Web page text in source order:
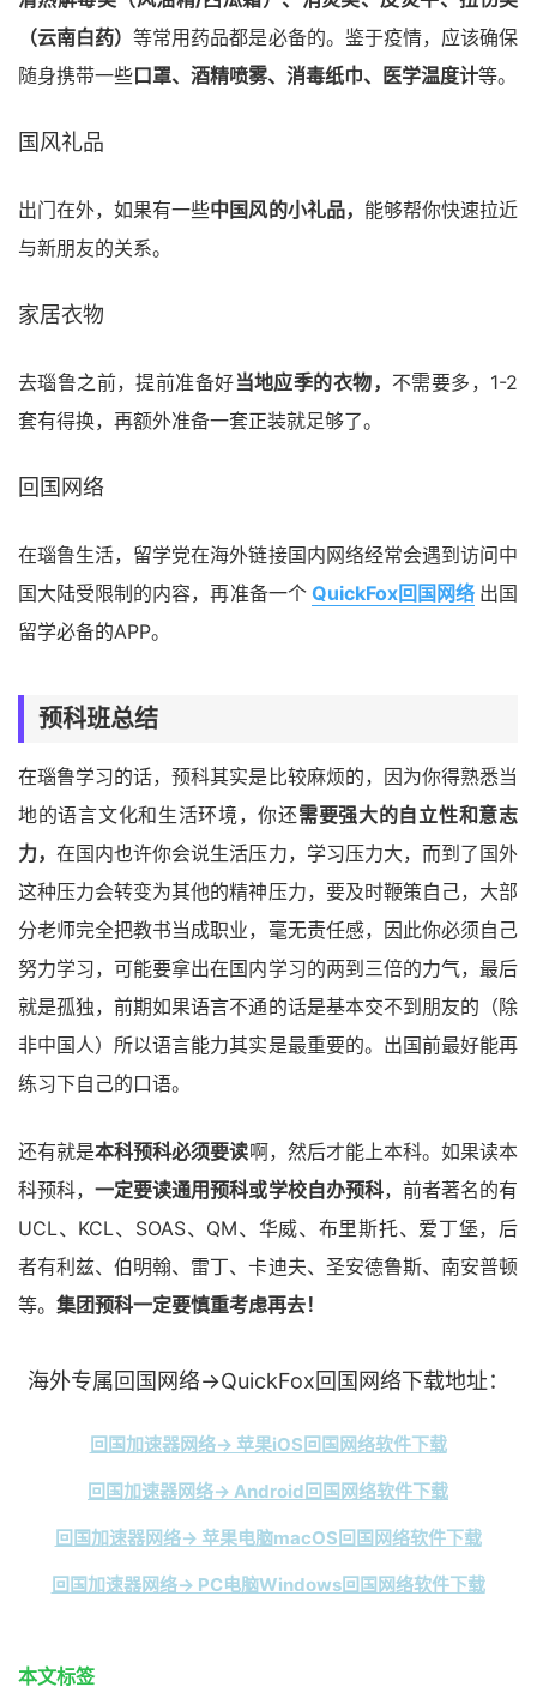
（云南白药）等常用药品都是必备的。鉴于疫情，应该确保
随身携带一些口罩、酒精喷雾、消毒纸巾、医学温度计等。
国风礼品
出门在外，如果有一些中国风的小礼品， 能够帮你快速拉近
与新朋友的关系。
家居衣物
去瑙鲁之前，提前准备好当地应季的衣物， 不需要多，1-2
套有得换，再额外准备一套正装就足够了。
回国网络
在瑙鲁生活，留学党在海外链接国内网络经常会遇到访问中
国大陆受限制的内容，再准备一个 QuickFox回国网络 出国
留学必备的APP。
预科班总结
在瑙鲁学习的话，预科其实是比较麻烦的，因为你得熟悉当
地的语言文化和生活环境，你还需要强大的自立性和意志
力，在国内也许你会说生活压力，学习压力大，而到了国外
这种压力会转变为其他的精神压力，要及时鞭策自己，大部
分老师完全把教书当成职业，毫无责任感，因此你必须自己
努力学习，可能要拿出在国内学习的两到三倍的力气，最后
就是孤独，前期如果语言不通的话是基本交不到朋友的（除
非中国人）所以语言能力其实是最重要的。出国前最好能再
练习下自己的口语。
还有就是本科预科必须要读啊，然后才能上本科。如果读本
科预科，一定要读通用预科或学校自办预科，前者著名的有
UCL、KCL、SOAS、QM、华威、布里斯托、爱丁堡，后
者有利兹、伯明翰、雷丁、卡迪夫、圣安德鲁斯、南安普顿
等。 集团预科一定要慎重考虑再去！
海外专属回国网络→QuickFox回国网络下载地址：
回国加速器网络→ 苹果iOS回国网络软件下载
回国加速器网络→ Android回国网络软件下载
回国加速器网络→ 苹果电脑macOS回国网络软件下载
回国加速器网络→ PC电脑Windows回国网络软件下载
本文标签